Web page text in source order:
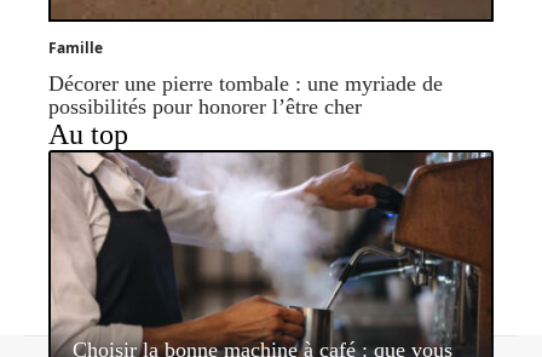
Famille
Décorer une pierre tombale : une myriade de
possibilités pour honorer l’être cher
Au top
Choisir la bonne machine à café : que vous